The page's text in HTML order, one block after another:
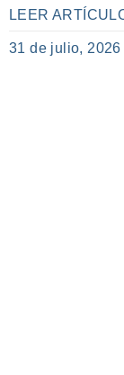
LEER
31 de julio, 2026